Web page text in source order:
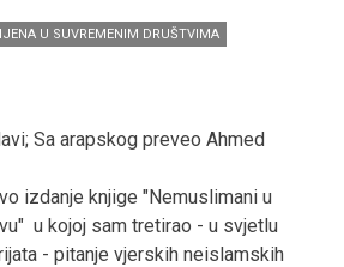
U SUVREMENIM DRUŠTVIMA
Sa arapskog preveo Ahmed
izdanje knjige "Nemuslimani u
u kojoj sam tretirao - u svjetlu
- pitanje vjerskih neislamskih